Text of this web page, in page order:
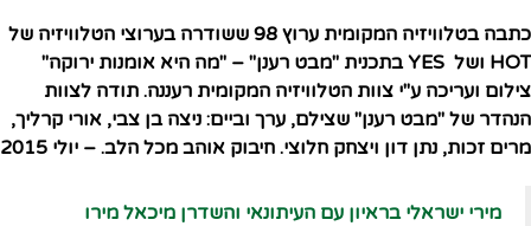
כתבה בטלוויזיה המקומית ערוץ 98
ששודרה בערוצי הטלוויזיה של
HOT ושל YES בתכנית "מבט רענן" –
"מה היא אומנות ירוקה"
צילום ועריכה ע"י צוות הטלוויזיה המקומית רעננה. תודה לצוות
הנהדר של "מבט רענן" שצילם, ערך וביים: ניצה בן צבי, אורי קרליך,
מרים זכות, נתן דון ויצחק חלוצי. חיבוק אוהב מכל הלב. – יולי 2015
מירי ישראלי בראיון עם העיתונאי והשדרן מיכאל מירו